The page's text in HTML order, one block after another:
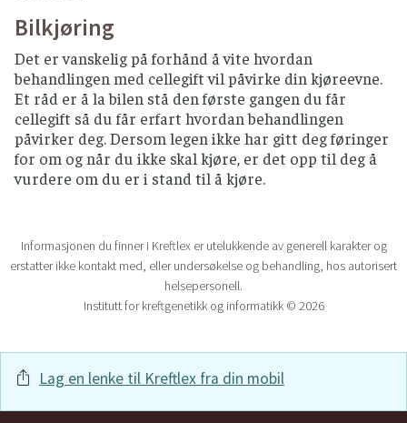
Bilkjøring
Det er vanskelig på forhånd å vite hvordan
behandlingen med cellegift vil påvirke din kjøreevne.
Et råd er å la bilen stå den første gangen du får
cellegift så du får erfart hvordan behandlingen
påvirker deg. Dersom legen ikke har gitt deg føringer
for om og når du ikke skal kjøre, er det opp til deg å
vurdere om du er i stand til å kjøre.
Informasjonen du finner i Kreftlex er utelukkende av generell karakter og
erstatter ikke kontakt med, eller undersøkelse og behandling, hos autorisert
helsepersonell.
Institutt for kreftgenetikk og informatikk © 2026
Lag en lenke til Kreftlex fra din mobil